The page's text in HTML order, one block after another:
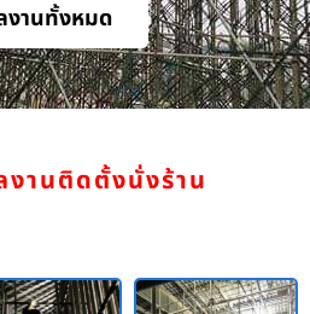
งานทั้งหมด
านติดตั้งนั่งร้าน